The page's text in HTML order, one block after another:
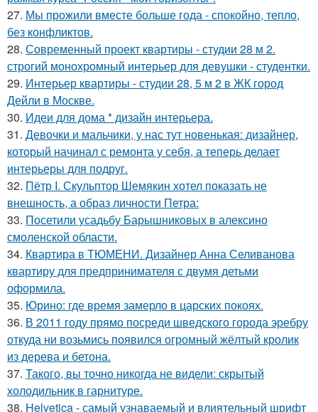
27. Мы прожили вместе больше года - спокойно, тепло,
без конфликтов.
28. Современный проект квартиры - студии 28 м 2.
строгий монохромный интерьер для девушки - студентки.
29. Интерьер квартиры - студии 28, 5 м 2 в ЖК город
Дейли в Москве.
30. Идеи для дома * дизайн интерьера.
31. Девочки и мальчики, у нас тут новенькая: дизайнер,
который начинал с ремонта у себя, а теперь делает
интерьеры для подруг.
32. Пётр I. Скульптор Шемякин хотел показать не
внешность, а образ личности Петра:
33. Посетили усадьбу Барышниковых в алексино
смоленской области.
34. Квартира в ТЮМЕНИ. Дизайнер Анна Селиванова
квартиру для предпринимателя с двумя детьми
оформила.
35. Юрино: где время замерло в царских покоях.
36. В 2011 году прямо посреди шведского города эребру
откуда ни возьмись появился огромный жёлтый кролик
из дерева и бетона.
37. Такого, вы точно никогда не видели: скрытый
холодильник в гарнитуре.
38. Helvetica - самый узнаваемый и влиятельный шрифт